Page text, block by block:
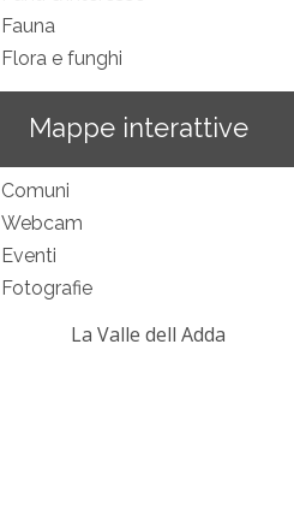
Fauna
Flora e funghi
Mappe interattive
Comuni
Webcam
Eventi
Fotografie